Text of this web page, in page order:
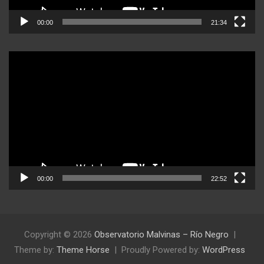
00:00 21:34
00:00 22:52
Copyright © 2026 Observatorio Malvinas – Río Negro
Theme by: Theme Horse Proudly Powered by: WordPress